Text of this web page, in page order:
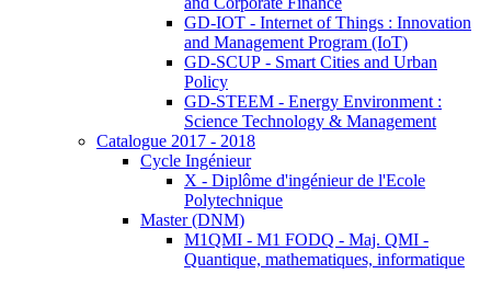
GD-IOT - Internet of Things : Innovation
and Management Program (IoT)
GD-SCUP - Smart Cities and Urban
Policy
GD-STEEM - Energy Environment :
Science Technology & Management
Catalogue 2017 - 2018
Cycle Ingénieur
X - Diplôme d'ingénieur de l'Ecole
Polytechnique
Master (DNM)
M1QMI - M1 FODQ - Maj. QMI -
Quantique, mathematiques, informatique